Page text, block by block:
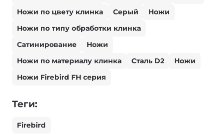
Ножи по цвету клинка
Серый
Ножи
Ножи по типу обработки клинка
Сатинирование
Ножи
Ножи по материалу клинка
Сталь D2
Ножи
Ножи Firebird FH серия
Теги:
Firebird